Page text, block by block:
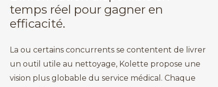
temps réel pour gagner en
efficacité.
La ou certains concurrents se contentent de livrer
un outil utile au nettoyage, Kolette propose une
vision plus globable du service médical. Chaque